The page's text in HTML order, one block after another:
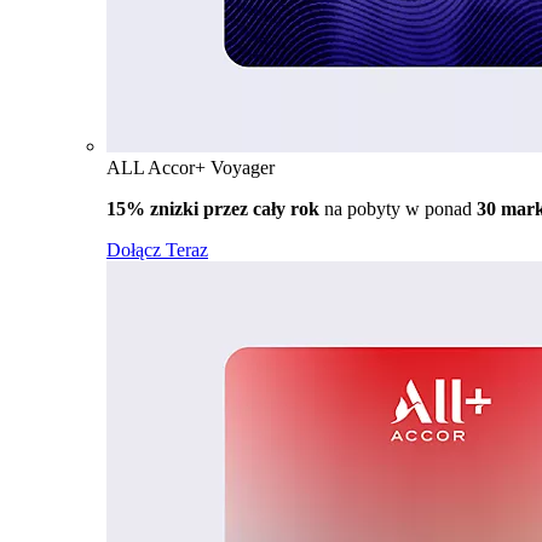
ALL Accor+ Voyager
15% znizki przez cały rok na pobyty w ponad 30
Dołącz Teraz